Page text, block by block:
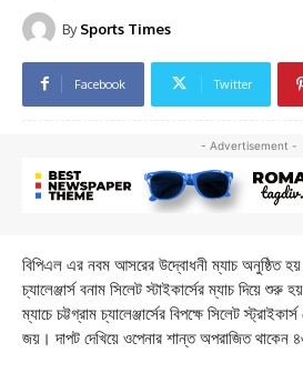
By Sports Times
Facebook Twitter
- Advertisement -
বিপিএল এর নবম আসরের উদ্বোধনী ম্যাচ অনুষ্ঠিত
চ্যালেঞ্জার্স বনাম সিলেট স্টাইকার্সের ম্যাচ দিয়ে
ম্যাচে চট্টগ্রাম চ্যালেঞ্জার্সের বিপক্ষে সিলেট
জয়। দাপট দেখিয়ে ওপেনার শান্ত অপরাজিত থাকেন